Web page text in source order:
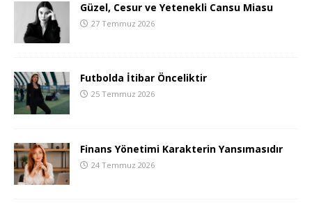
Güzel, Cesur ve Yetenekli Cansu Miasu
27 Temmuz 2026
Futbolda İtibar Önceliktir
25 Temmuz 2026
Finans Yönetimi Karakterin Yansımasıdır
24 Temmuz 2026